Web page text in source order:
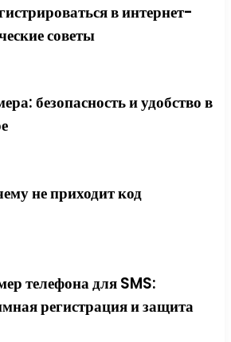
в интернет-
советы
безопасность и удобство в
не приходит код
телефона для SMS:
регистрация и защита